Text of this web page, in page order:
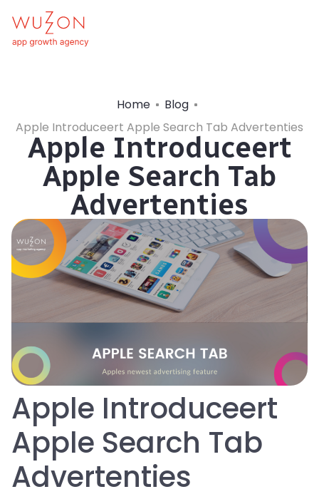
Home
Blog
Apple Introduceert Apple Search Tab Advertenties
Apple Introduceert
Apple Search Tab
Advertenties
Apple Introduceert
Apple Search Tab
Advertenties